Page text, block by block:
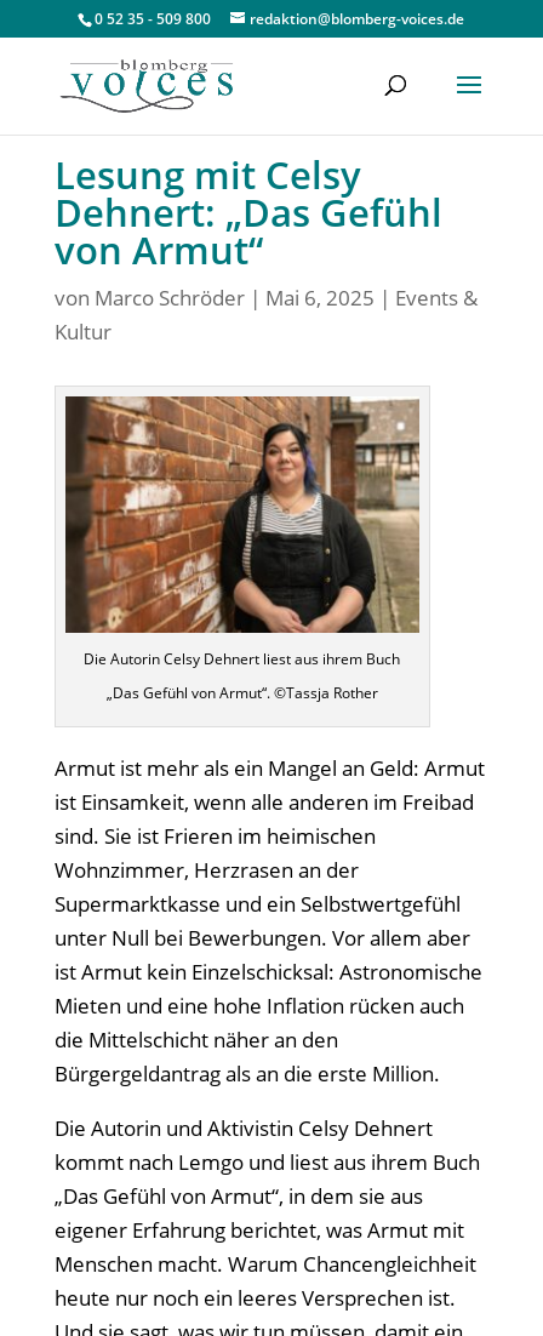
0 52 35 - 509 800 redaktion@blomberg-voices.de
Lesung mit Celsy
Dehnert: „Das Gefühl
von Armut“
von Marco Schröder| Mai 6, 2025 | Events &
Kultur
Die Autorin Celsy Dehnert liest aus ihrem Buch
„Das Gefühl von Armut“. ©Tassja Rother
Armut ist mehr als ein Mangel an Geld: Armut
ist Einsamkeit, wenn alle anderen im Freibad
sind. Sie ist Frieren im heimischen
Wohnzimmer, Herzrasen an der
Supermarktkasse und ein Selbstwertgefühl
unter Null bei Bewerbungen. Vor allem aber
ist Armut kein Einzelschicksal: Astronomische
Mieten und eine hohe Inflation rücken auch
die Mittelschicht näher an den
Bürgergeldantrag als an die erste Million.
Die Autorin und Aktivistin Celsy Dehnert
kommt nach Lemgo und liest aus ihrem Buch
„Das Gefühl von Armut“, in dem sie aus
eigener Erfahrung berichtet, was Armut mit
Menschen macht. Warum Chancengleichheit
heute nur noch ein leeres Versprechen ist.